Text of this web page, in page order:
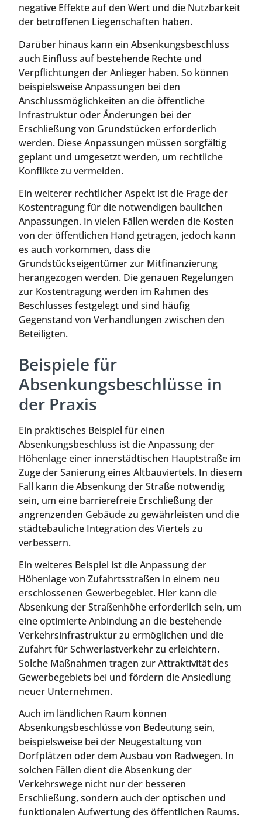
negative Effekte auf den Wert und die Nutzbarkeit
der betroffenen Liegenschaften haben.
Darüber hinaus kann ein Absenkungsbeschluss
auch Einfluss auf bestehende Rechte und
Verpflichtungen der Anlieger haben. So können
beispielsweise Anpassungen bei den
Anschlussmöglichkeiten an die öffentliche
Infrastruktur oder Änderungen bei der
Erschließung von Grundstücken erforderlich
werden. Diese Anpassungen müssen sorgfältig
geplant und umgesetzt werden, um rechtliche
Konflikte zu vermeiden.
Ein weiterer rechtlicher Aspekt ist die Frage der
Kostentragung für die notwendigen baulichen
Anpassungen. In vielen Fällen werden die Kosten
von der öffentlichen Hand getragen, jedoch kann
es auch vorkommen, dass die
Grundstückseigentümer zur Mitfinanzierung
herangezogen werden. Die genauen Regelungen
zur Kostentragung werden im Rahmen des
Beschlusses festgelegt und sind häufig
Gegenstand von Verhandlungen zwischen den
Beteiligten.
Beispiele für
Absenkungsbeschlüsse in
der Praxis
Ein praktisches Beispiel für einen
Absenkungsbeschluss ist die Anpassung der
Höhenlage einer innerstädtischen Hauptstraße im
Zuge der Sanierung eines Altbauviertels. In diesem
Fall kann die Absenkung der Straße notwendig
sein, um eine barrierefreie Erschließung der
angrenzenden Gebäude zu gewährleisten und die
städtebauliche Integration des Viertels zu
verbessern.
Ein weiteres Beispiel ist die Anpassung der
Höhenlage von Zufahrtsstraßen in einem neu
erschlossenen Gewerbegebiet. Hier kann die
Absenkung der Straßenhöhe erforderlich sein, um
eine optimierte Anbindung an die bestehende
Verkehrsinfrastruktur zu ermöglichen und die
Zufahrt für Schwerlastverkehr zu erleichtern.
Solche Maßnahmen tragen zur Attraktivität des
Gewerbegebiets bei und fördern die Ansiedlung
neuer Unternehmen.
Auch im ländlichen Raum können
Absenkungsbeschlüsse von Bedeutung sein,
beispielsweise bei der Neugestaltung von
Dorfplätzen oder dem Ausbau von Radwegen. In
solchen Fällen dient die Absenkung der
Verkehrswege nicht nur der besseren
Erschließung, sondern auch der optischen und
funktionalen Aufwertung des öffentlichen Raums.